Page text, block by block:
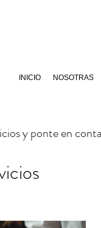
INICIO NOSOTRAS
y ponte en